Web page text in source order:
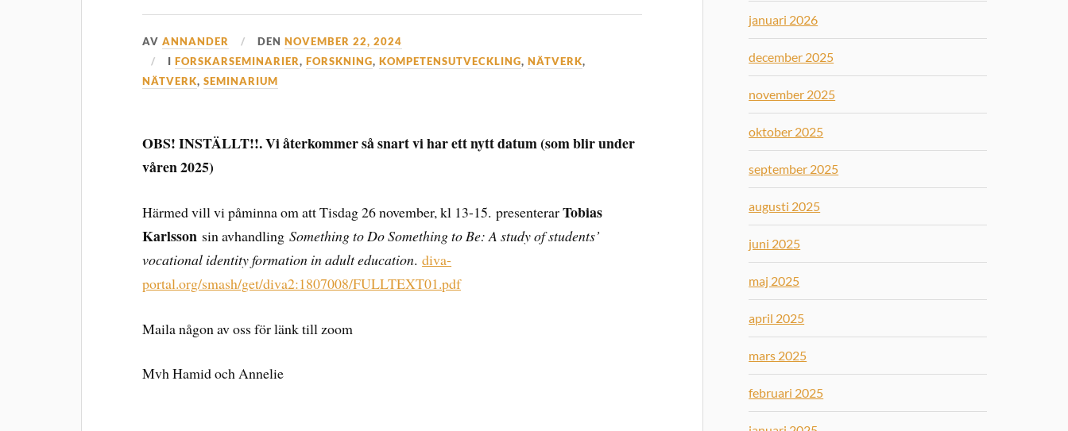
AVANNANDER DENNOVEMBER 22, 2024
IFORSKARSEMINARIER,FORSKNING,KOMPETENSUTVECKLING,NÄTVERK,
NÄTVERK,SEMINARIUM
OBS! INSTÄLLT!!. Vi återkommer så snart vi har ett nytt datum (som blir under
våren 2025)
Härmed vill vi påminna om att Tisdag 26 november, kl 13-15. presenterarTobias
Karlsson sin avhandlingSomething to Do Something to Be: A study of students’
vocational identity formation in adult education.diva-
portal.org/smash/get/diva2:1807008/FULLTEXT01.pdf
Maila någon av oss för länk till zoom
Mvh Hamid och Annelie
januari 2026
december 2025
november 2025
oktober 2025
september 2025
augusti 2025
juni 2025
maj 2025
april 2025
mars 2025
februari 2025